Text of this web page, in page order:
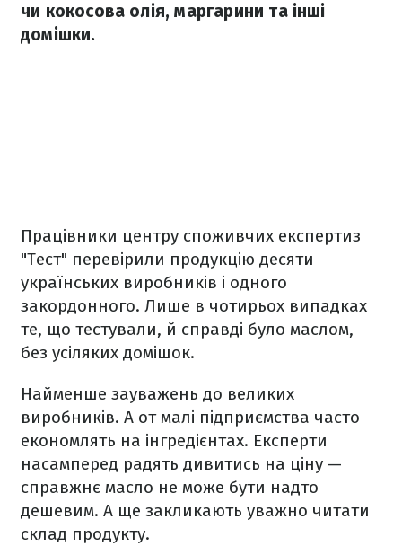
чи кокосова олія, маргарини та інші
домішки.
Працівники центру споживчих експертиз
"Тест" перевірили продукцію десяти
українських виробників і одного
закордонного. Лише в чотирьох випадках
те, що тестували, й справді було маслом,
без усіляких домішок.
Найменше зауважень до великих
виробників. А от малі підприємства часто
економлять на інгредієнтах. Експерти
насамперед радять дивитись на ціну —
справжнє масло не може бути надто
дешевим. А ще закликають уважно читати
склад продукту.